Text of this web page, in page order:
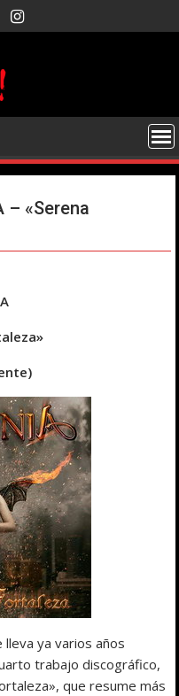
– «Serena
lleva ya varios años
trabajo discográfico,
que resume más